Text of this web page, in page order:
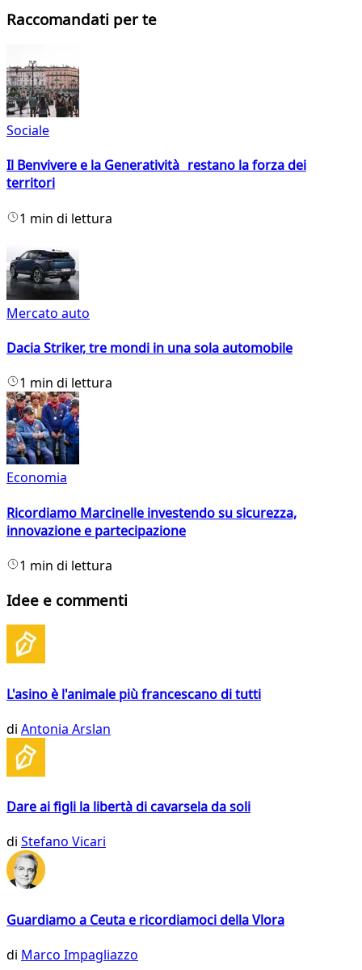
Raccomandati per te
Sociale
Il Benvivere e la Generatività restano la forza dei
territori
1 min di lettura
Mercato auto
Dacia Striker, tre mondi in una sola automobile
1 min di lettura
Economia
Ricordiamo Marcinelle investendo su sicurezza,
innovazione e partecipazione
1 min di lettura
Idee e commenti
L'asino è l'animale più francescano di tutti
di Antonia Arslan
Dare ai figli la libertà di cavarsela da soli
di Stefano Vicari
Guardiamo a Ceuta e ricordiamoci della Vlora
di Marco Impagliazzo